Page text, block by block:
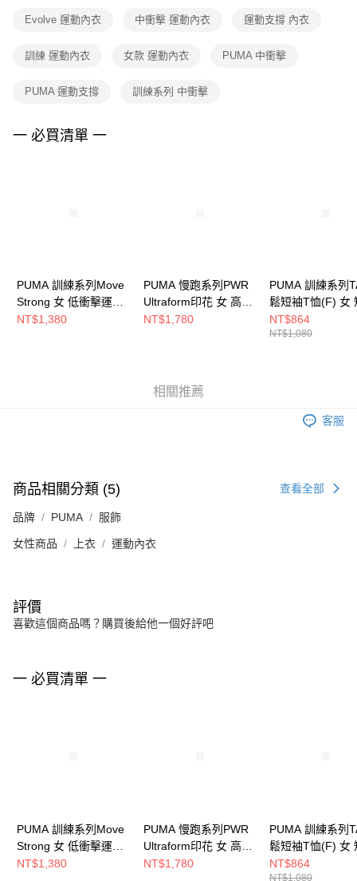
１．透過由恩沛科技股份有限公司提供之「AFTEE先享後付」服務完成之交
權轉讓予恩沛科技股份有限公司。
３．未成年的使用者請事先徵得法定代理人或監護人之同意方可使用
４．使用「AFTEE先享後付」時，將依據個別帳號之用戶狀況，依本公司即
Evolve 運動內衣 中衝擊 運動內衣 運動支撐 內衣
訓練 運動內衣 女款 運動內衣 PUMA 中衝擊
PUMA 運動支撐 訓練系列 中衝擊
一 必買清單 一
PUMA 訓練系列Move
Strong 女 低衝擊運動
內衣 52481501
NT$1,380
PUMA 慢跑系列PWR
Ultraform印花 女 高衝
擊運動內衣 52505160
NT$1,780
PUMA 訓練系列
鬆短袖T恤(F) 女
上衣 52713926
NT$864
NT$1,080
相關推薦
客服
商品相關分類 (5) 查看全部
品牌 PUMA 服飾
女性商品 上衣 運動內衣
評價
喜歡這個商品嗎？購買後給他一個好評吧
一 必買清單 一
PUMA 訓練系列Move
Strong 女 低衝擊運動
內衣 52481501
NT$1,380
PUMA 慢跑系列PWR
Ultraform印花 女 高衝
擊運動內衣 52505160
NT$1,780
PUMA 訓練系列
鬆短袖T恤(F) 女
上衣 52713926
NT$864
NT$1,080